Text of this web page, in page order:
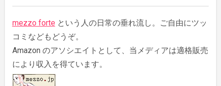
mezzo forte という人の日常の垂れ流し。ご自由にツッ
コミなどもどうぞ。
Amazon のアソシエイトとして、当メディアは適格販売
により収入を得ています。